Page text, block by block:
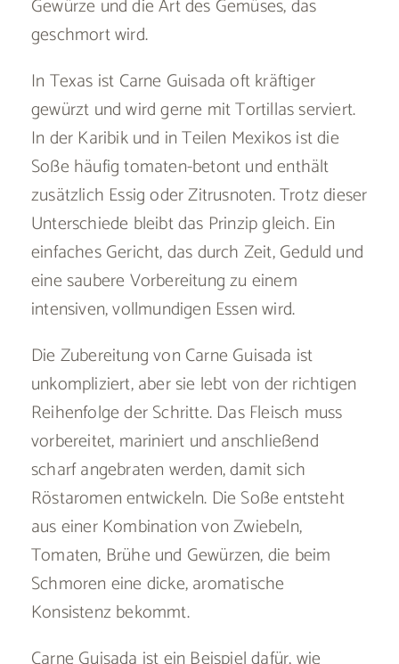
Gewürze und die Art des Gemüses, das
geschmort wird.
In Texas ist Carne Guisada oft kräftiger
gewürzt und wird gerne mit Tortillas serviert.
In der Karibik und in Teilen Mexikos ist die
Soße häufig tomaten-betont und enthält
zusätzlich Essig oder Zitrusnoten. Trotz dieser
Unterschiede bleibt das Prinzip gleich. Ein
einfaches Gericht, das durch Zeit, Geduld und
eine saubere Vorbereitung zu einem
intensiven, vollmundigen Essen wird.
Die Zubereitung von Carne Guisada ist
unkompliziert, aber sie lebt von der richtigen
Reihenfolge der Schritte. Das Fleisch muss
vorbereitet, mariniert und anschließend
scharf angebraten werden, damit sich
Röstaromen entwickeln. Die Soße entsteht
aus einer Kombination von Zwiebeln,
Tomaten, Brühe und Gewürzen, die beim
Schmoren eine dicke, aromatische
Konsistenz bekommt.